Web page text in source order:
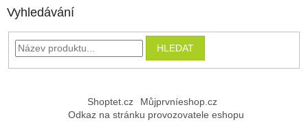
Vyhledávání
HLEDAT
Shoptet.cz
Můjprvníeshop.cz
Odkaz na stránku provozovatele eshopu